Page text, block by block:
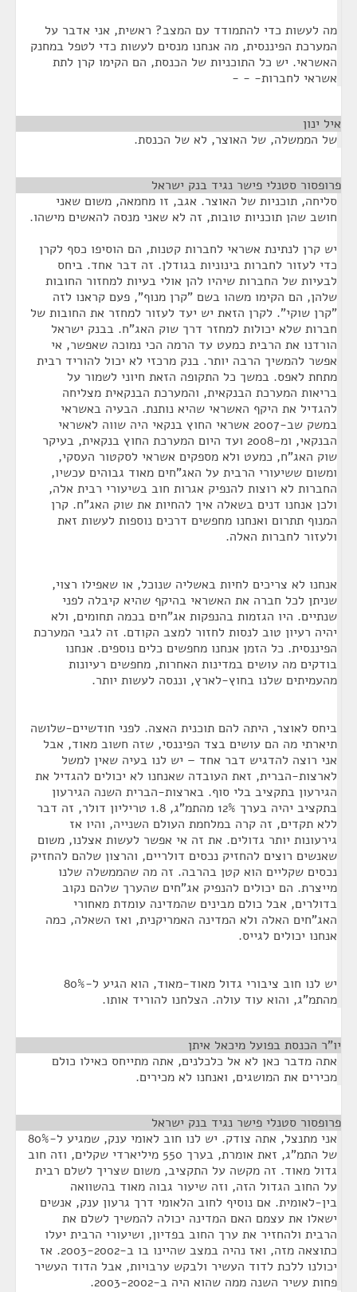
מה לעשות כדי להתמודד עם המצב? ראשית, אני אדבר על
המערכת הפיננסית, מה אנחנו מנסים לעשות כדי לטפל במחנק
האשראי. יש כל התוכניות של הכנסת, הם הקימו קרן לתת
אשראי לחברות- - -
איל ינון
של הממשלה, של האוצר, לא של הכנסת.
פרופסור סטנלי פישר נגיד בנק ישראל
סליחה, תוכניות של האוצר. אגב, זו מחמאה, משום שאני
חושב שהן תוכניות טובות, זה לא שאני מנסה להאשים מישהו.
יש קרן לנתינת אשראי לחברות קטנות, הם הוסיפו כסף לקרן
כדי לעזור לחברות בינוניות בגודלן. זה דבר אחד. ביחס
לבעיות של החברות שיהיו להן אולי בעיות למחזור החובות
שלהן, הם הקימו משהו בשם "קרן מנוף", פעם קראנו לזה
"קרן שוקי". לקרן הזאת יש יעד לעזור למחזר את החובות של
חברות שלא יכולות למחזר דרך שוק האג"ח. בבנק ישראל
הורדנו את הרבית כמעט עד הרמה הכי נמוכה שאפשר, אי
אפשר להמשיך הרבה יותר. בנק מרכזי לא יכול להוריד רבית
מתחת לאפס. במשך כל התקופה הזאת חיוני לשמור על
בריאות המערכת הבנקאית, והמערכת הבנקאית מצליחה
להגדיל את היקף האשראי שהיא נותנת. הבעיה באשראי
במשק שב-2007 אשראי החוץ בנקאי היה שווה לאשראי
הבנקאי, ומ-2008 ועד היום המערכת החוץ בנקאית, בעיקר
שוק האג"ח, כמעט ולא מספקים אשראי לסקטור העסקי,
ומשום ששיעורי הרבית על האג"חים מאוד גבוהים עכשיו,
החברות לא רוצות להנפיק אגרות חוב בשיעורי רבית אלה,
ולכן אנחנו דנים בשאלה איך להחיות את שוק האג"ח. קרן
המנוף תתרום ואנחנו מחפשים דרכים נוספות לעשות זאת
ולעזור לחברות האלה.
אנחנו לא צריכים לחיות באשליה שנוכל, או שאפילו רצוי,
שניתן לכל חברה את האשראי בהיקף שהיא קיבלה לפני
שנתיים. היו הגזמות בהנפקות אג"חים בכמה תחומים, ולא
יהיה רעיון טוב לנסות לחזור למצב הקודם. זה לגבי המערכת
הפיננסית. כל הזמן אנחנו מחפשים כלים נוספים. אנחנו
בודקים מה עושים במדינות האחרות, מחפשים רעיונות
מהעמיתים שלנו בחוץ-לארץ, וננסה לעשות יותר.
ביחס לאוצר, היתה להם תוכנית האצה. לפני חודשיים-שלושה
תיארתי מה הם עושים בצד הפיננסי, שזה חשוב מאוד, אבל
אני רוצה להדגיש דבר אחד – יש לנו בעיה שאין למשל
לארצות-הברית, זאת העובדה שאנחנו לא יכולים להגדיל את
הגירעון בתקציב בלי סוף. בארצות-הברית השנה הגירעון
בתקציב יהיה בערך 12% מהתמ"ג, 1.8 טריליון דולר, זה דבר
ללא תקדים, זה קרה במלחמת העולם השנייה, והיו אז
גירעונות יותר גדולים. את זה אי אפשר לעשות אצלנו, משום
שאנשים רוצים להחזיק נכסים דולריים, והרצון שלהם להחזיק
נכסים שקליים הוא קטן בהרבה. זה מה שהממשלה שלנו
מייצרת. הם יכולים להנפיק אג"חים שהערך שלהם נקוב
בדולרים, אבל כולם מבינים שהמדינה עומדת מאחורי
האג"חים האלה ולא המדינה האמריקנית, ואז השאלה, כמה
אנחנו יכולים לגייס.
יש לנו חוב ציבורי גדול מאוד-מאוד, הוא הגיע ל-80%
מהתמ"ג, והוא עוד עולה. הצלחנו להוריד אותו.
יו"ר הכנסת בפועל מיכאל איתן
אתה מדבר כאן לא אל כלכלנים, אתה מתייחס כאילו כולם
מכירים את המושגים, ואנחנו לא מכירים.
פרופסור סטנלי פישר נגיד בנק ישראל
אני מתנצל, אתה צודק. יש לנו חוב לאומי ענק, שמגיע ל-80%
של התמ"ג, זאת אומרת, בערך 550 מיליארדי שקלים, וזה חוב
גדול מאוד. זה מקשה על התקציב, משום שצריך לשלם רבית
על החוב הגדול הזה, וזה שיעור גבוה מאוד בהשוואה
בין-לאומית. אם נוסיף לחוב הלאומי דרך גרעון ענק, אנשים
ישאלו את עצמם האם המדינה יכולה להמשיך לשלם את
הרבית ולהחזיר את ערך החוב בפדיון, ושיעורי הרבית יעלו
כתוצאה מזה, ואז נהיה במצב שהיינו בו ב-2003-2002. אז
יכולנו ללכת לדוד העשיר ולבקש ערבויות, אבל הדוד העשיר
פחות עשיר השנה ממה שהוא היה ב-2003-2002.